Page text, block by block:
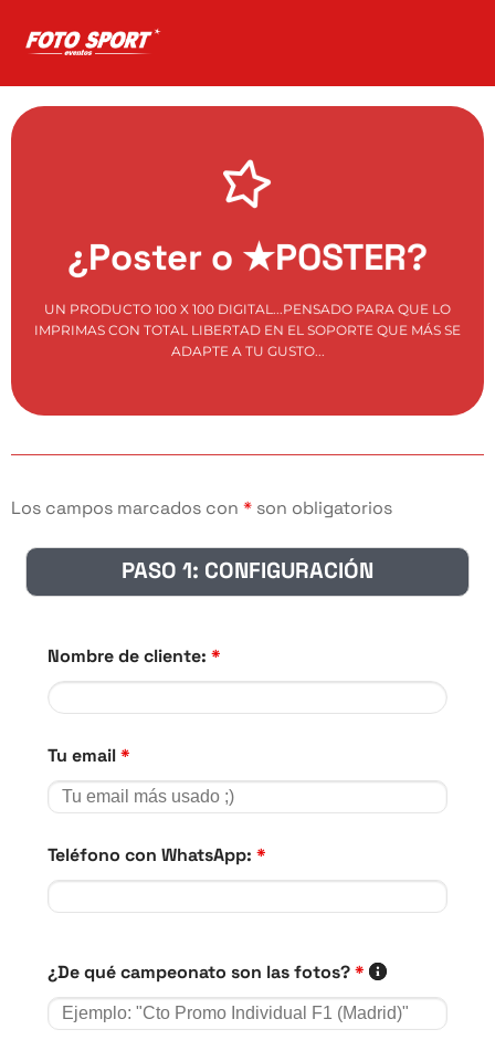
¿Poster o ★POSTER?
UN PRODUCTO 100 X 100 DIGITAL...PENSADO PARA QUE LO
IMPRIMAS CON TOTAL LIBERTAD EN EL SOPORTE QUE MÁS SE
ADAPTE A TU GUSTO...
¿Tienes Fotos, No?
posible tener un ★Poster. Si ya tienes las fotos...
¡ADELANTE!
Comprar Poster
Los campos marcados con * son obligatorios
PASO 1: CONFIGURACIÓN
Nombre de cliente:*
Tu email*
Teléfono con WhatsApp:*
¿De qué campeonato son las fotos?*